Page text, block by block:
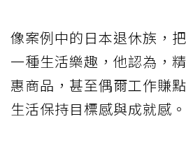
像案例中的日本退休族，
一種生活樂趣，他認為，
惠商品，甚至偶爾工作賺
生活保持目標感與成就感。